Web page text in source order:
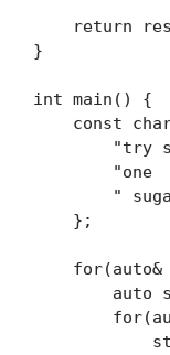
return
}
int main() {
const
"try
"one
"
    };
for(auto&
auto